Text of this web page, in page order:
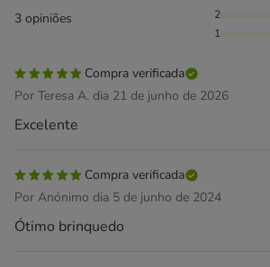
3 opiniões
2
1
Compra verificada
Por Teresa A. dia 21 de junho de 2026
Excelente
Compra verificada
Por Anónimo dia 5 de junho de 2024
Ótimo brinquedo